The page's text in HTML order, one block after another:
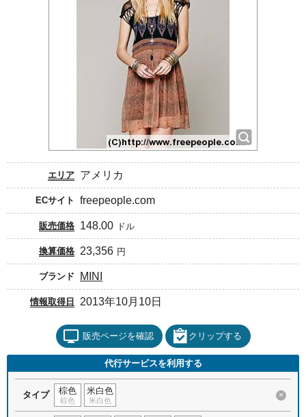
エリア アメリカ
ECサイト freepeople.com
販売価格 148.00 ドル
換算価格 23,356 円
ブランド MINI
情報取得日 2013年10月10日
販売ページを確認 クリップする
代行サービスを利用する
タイプ 棕色
棕色
米白色
米白色
×